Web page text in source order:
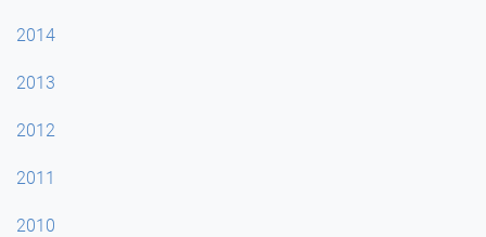
2014
2013
2012
2011
2010